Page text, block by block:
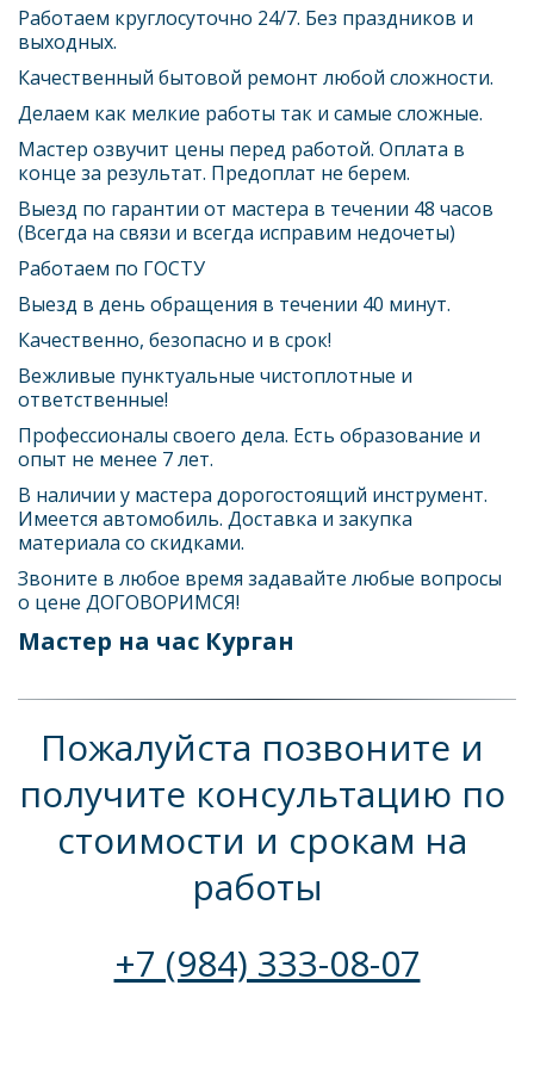
Работаем круглосуточно 24/7. Без праздников и
выходных.
Качественный бытовой ремонт любой сложности.
Делаем как мелкие работы так и самые сложные.
Мастер озвучит цены перед работой. Оплата в
конце за результат. Предоплат не берем.
Выезд по гарантии от мастера в течении 48 часов
(Всегда на связи и всегда исправим недочеты)
Работаем по ГОСТУ
Выезд в день обращения в течении 40 минут.
Качественно, безопасно и в срок!
Вежливые пунктуальные чистоплотные и
ответственные!
Профессионалы своего дела. Есть образование и
опыт не менее 7 лет.
В наличии у мастера дорогостоящий инструмент.
Имеется автомобиль. Доставка и закупка
материала со скидками.
Звоните в любое время задавайте любые вопросы
о цене ДОГОВОРИМСЯ!
Мастер на час Курган
Пожалуйста позвоните и
получите консультацию по
стоимости и срокам на
работы
+7 (984) 333-08-07